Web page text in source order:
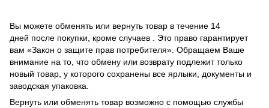
Вы можете обменять или вернуть товар в течение 14
дней после покупки, кроме случаев . Это право гарантирует
вам «Закон о защите прав потребителя». Обращаем Ваше
внимание на то, что обмену или возврату подлежит только
новый товар, у которого сохранены все ярлыки, документы и
заводская упаковка.
Вернуть или обменять товар возможно с помощью службы